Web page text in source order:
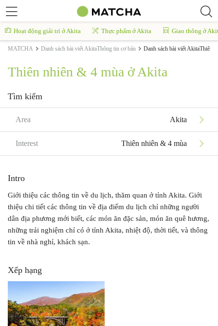
Hoạt động giải trí ở Akita Thực phẩm ở Akita Giao thông ở
MATCHA Danh sách bài viết AkitaThông tin cơ bản Danh sách bài viết AkitaThiên
Thiên nhiên & 4 mùa ở Akita
Tìm kiếm
Area Akita
Interest Thiên nhiên & 4 mùa
Intro
Giới thiệu các thông tin về du lịch, thăm quan ở tỉnh Akita. Giới
thiệu chi tiết các thông tin về địa điểm du lịch chỉ những người
dân địa phương mới biết, các món ăn đặc sản, món ăn quê hương,
những trải nghiệm chỉ có ở tỉnh Akita, nhiệt độ, thời tiết, và thông
tin về nhà nghỉ, khách sạn.
Xếp hạng